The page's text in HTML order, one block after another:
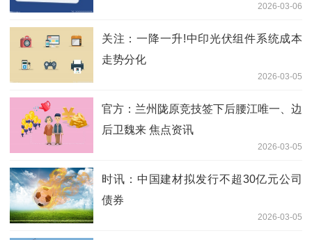
2026-03-06
关注：一降一升!中印光伏组件系统成本
走势分化
2026-03-05
官方：兰州陇原竞技签下后腰江唯一、边
后卫魏来 焦点资讯
2026-03-05
时讯：中国建材拟发行不超30亿元公司
债券
2026-03-05